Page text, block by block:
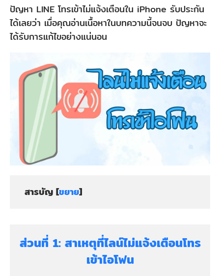
ปัญหา LINE โทรเข้าไม่แจ้งเตือนใน iPhone รับประกัน
ได้เลยว่า เมื่อคุณอ่านเนื้อหาในบทความนี้จนจบ ปัญหาจะ
ได้รับการแก้ไขอย่างแน่นอน
สารบัญ [ขยาย]
1:
ส่วนที่ 1: สาเหตุที่ไลน์ไม่แจ้งเตือนโทร
เข้าไอโฟน